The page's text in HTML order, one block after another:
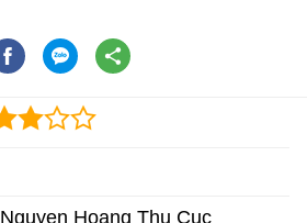
Nguyen Hoang Thu Cuc